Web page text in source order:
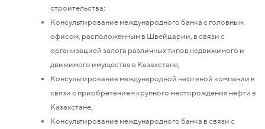
строительства;
Консультирование международного банка с головным
офисом, расположенным в Швейцарии, в связи с
организацией залога различных типов недвижимого и
движимого имущества в Казахстане;
Консультирование международной нефтяной компании в
связи с приобретением крупного месторождения нефти в
Казахстане;
Консультирование международного банка в связи с